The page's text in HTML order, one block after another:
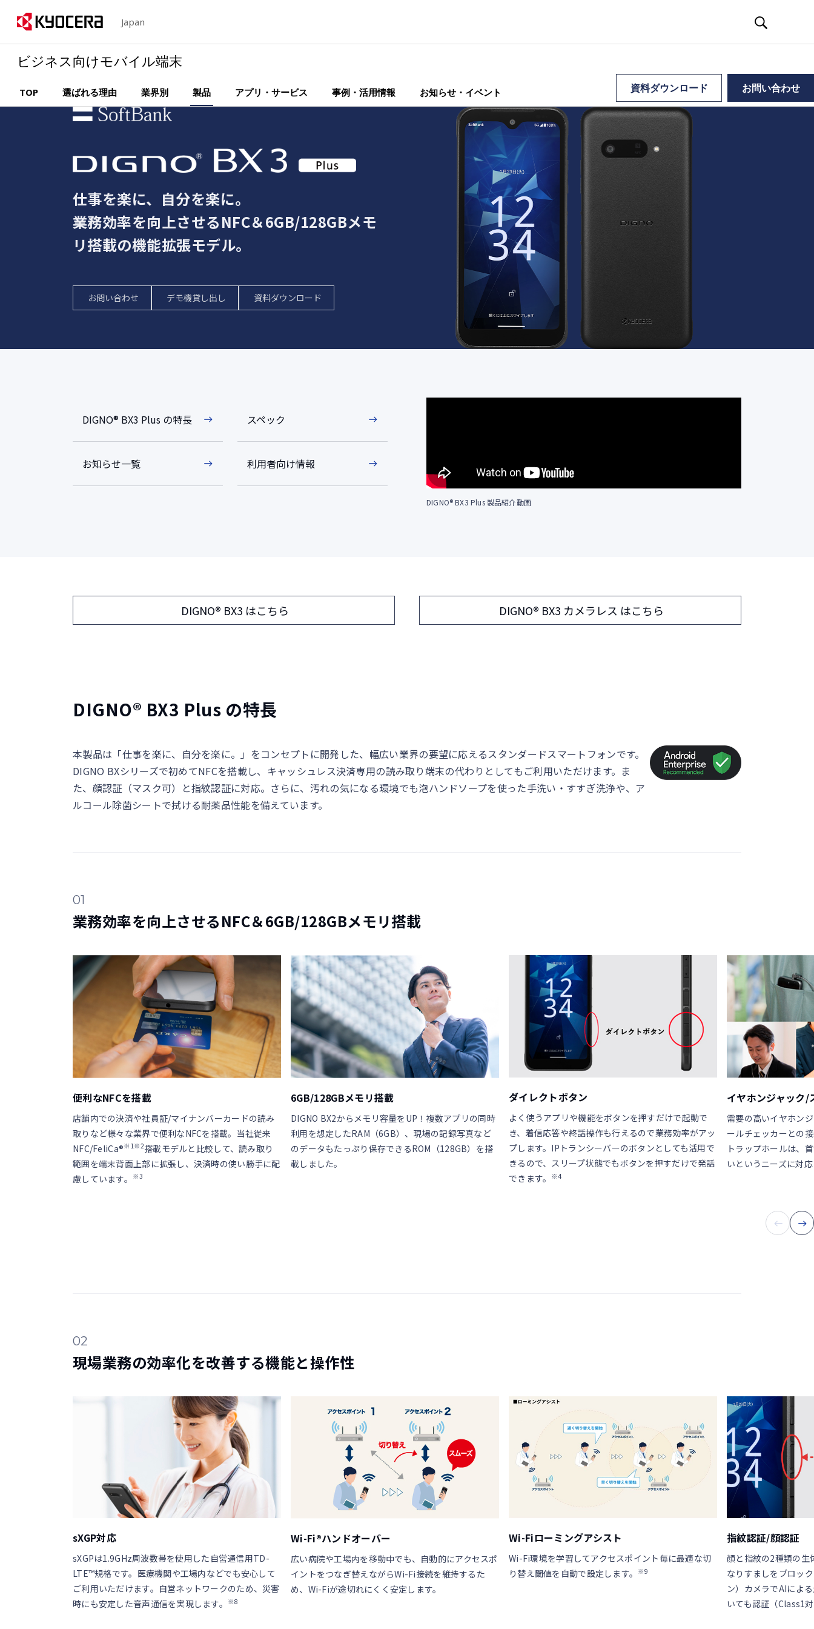
Japan
ビジネス向けモバイル端末
TOP 選ばれる理由 業界別 製品 アプリ・サービス 事例・活用情報 お知らせ・イベント 資料ダウンロード お問い合わせ
仕事を楽に、自分を楽に。
業務効率を向上させるNFC＆6GB/128GBメモ
リ搭載の機能拡張モデル。
お問い合わせ デモ機貸し出し 資料ダウンロード
DIGNO®︎ BX3 Plus の特長 スペック
お知らせ一覧 利用者向け情報
DIGNO® BX3 Plus 製品紹介動画
DIGNO®︎ BX3 はこちら DIGNO® BX3 カメラレス はこちら
DIGNO®︎ BX3 Plus の特長
本製品は「仕事を楽に、自分を楽に。」をコンセプトに開発した、幅広い業界の要望に応えるスタンダードスマートフォンです。
DIGNO BXシリーズで初めてNFCを搭載し、キャッシュレス決済専用の読み取り端末の代わりとしてもご利用いただけます。ま
た、顔認証（マスク可）と指紋認証に対応。さらに、汚れの気になる環境でも泡ハンドソープを使った手洗い・すすぎ洗浄や、ア
ルコール除菌シートで拭ける耐薬品性能を備えています。
01
業務効率を向上させるNFC＆6GB/128GBメモリ搭載
便利なNFCを搭載
店舗内での決済や社員証/マイナンバーカードの読み
取りなど様々な業界で便利なNFCを搭載。当社従来
NFC/FeliCa®※1※2搭載モデルと比較して、読み取り
範囲を端末背面上部に拡張し、決済時の使い勝手に配
慮しています。
※3
6GB/128GBメモリ搭載
DIGNO BX2からメモリ容量をUP！複数アプリの同時
利用を想定したRAM（6GB）、現場の記録写真など
のデータもたっぷり保存できるROM（128GB）を搭
載しました。
ダイレクトボタン
よく使うアプリや機能をボタンを押すだけで起動で
き、着信応答や終話操作も行えるので業務効率がアッ
プします。IPトランシーバーのボタンとしても活用で
きるので、スリープ状態でもボタンを押すだけで発話
できます。
※4
イヤホンジャック/
需要の高いイヤホン
ールチェッカーとの
トラップホールは、
いというニーズに対
02
現場業務の効率化を改善する機能と操作性
sXGP対応
sXGPは1.9GHz周波数帯を使用した自営通信用TD-
LTE™規格です。医療機関や工場内などでも安心して
ご利用いただけます。自営ネットワークのため、災害
時にも安定した音声通信を実現します。
※8
Wi-Fi®ハンドオーバー
広い病院や工場内を移動中でも、自動的にアクセスポ
イントをつなぎ替えながらWi-Fi接続を維持するた
め、Wi-Fiが途切れにくく安定します。
Wi-Fiローミングアシスト
Wi-Fi環境を学習してアクセスポイント毎に最適な切
り替え閾値を自動で設定します。
※9
指紋認証/顔認証
顔と指紋の2種類の生
なりすましをブロッ
ン）カメラでAIによ
いても認証（Class1